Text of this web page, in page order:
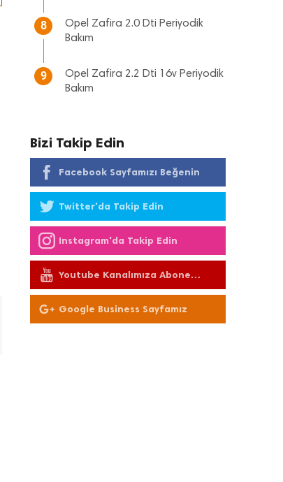
8
Opel Zafira 2.0 Dti Periyodik
Bakım
9
Opel Zafira 2.2 Dti 16v Periyodik
Bakım
Bizi Takip Edin
Facebook Sayfamızı Beğenin
Twitter'da Takip Edin
Instagram'da Takip Edin
Youtube Kanalımıza Abone
Olun
Google Business Sayfamız